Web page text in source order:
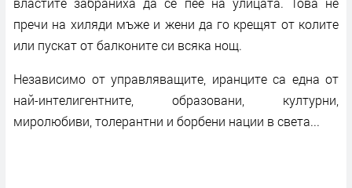
пречи на хиляди мъже и жени да го крещят от колите
или пускат от балконите си всяка нощ.
Независимо от управляващите, иранците са една от
най-интелигентните, образовани, културни,
миролюбиви, толерантни и борбени нации в света...